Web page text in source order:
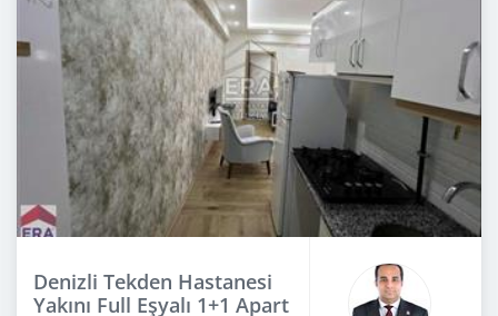
Denizli Tekden Hastanesi
Yakını Full Eşyalı 1+1 Apart